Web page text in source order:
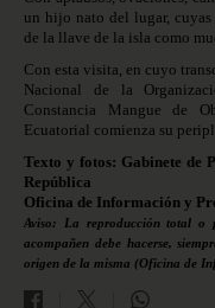
un hijo nato del lugar, cuyas
de la llave de la isla como
Con esta visita, en cuyo
Nacional de la
Constancia Mangue de
Ecuatorial comienza su
Texto y fotos: Gabinete de
República
Oficina de Información y
Aviso: La reproducción total o
acompañen debe hacerse,
origen de la misma (Oficina de